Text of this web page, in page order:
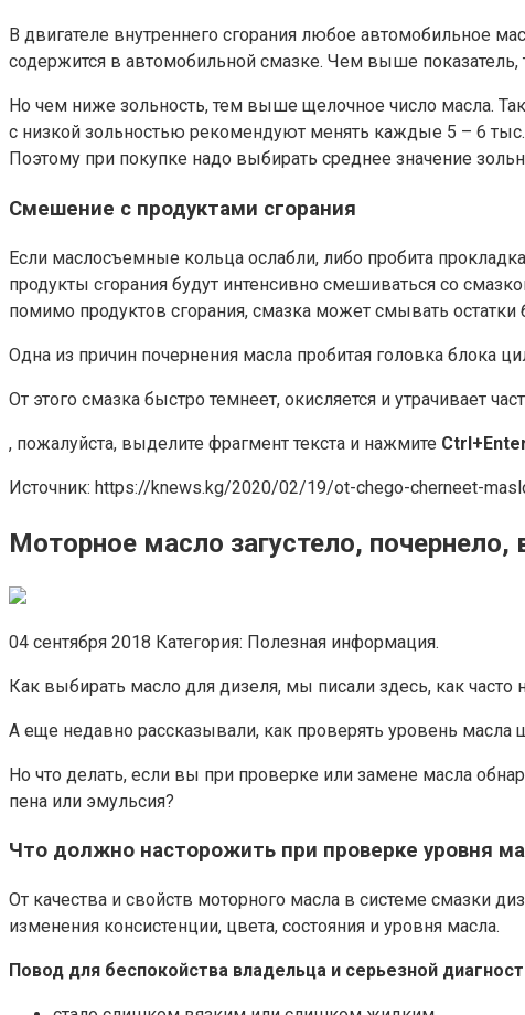
В двигателе внутреннего сгорания любое автомобильное
содержится в автомобильной смазке. Чем выше показатель,
Но чем ниже зольность, тем выше щелочное число масла.
с низкой зольностью рекомендуют менять каждые 5 – 6
Поэтому при покупке надо выбирать среднее значение
Смешение с продуктами сгорания
Если маслосъемные кольца ослабли, либо пробита
продукты сгорания будут интенсивно смешиваться со
помимо продуктов сгорания, смазка может смывать
Одна из причин почернения масла пробитая головка блока
От этого смазка быстро темнеет, окисляется и утрачивает
, пожалуйста, выделите фрагмент текста и нажмите
Источник: https://knews.kg/2020/02/19/ot-chego-cherneet-
Моторное масло загустело,
04 сентября 2018 Категория: Полезная информация.
Как выбирать масло для дизеля, мы писали здесь, как часто
А еще недавно рассказывали, как проверять уровень
Но что делать, если вы при проверке или замене масла
пена или эмульсия?
Что должно насторожить при проверке уровня
От качества и свойств моторного масла в системе смазки
изменения консистенции, цвета, состояния и уровня масла.
Повод для беспокойства владельца и серьезной